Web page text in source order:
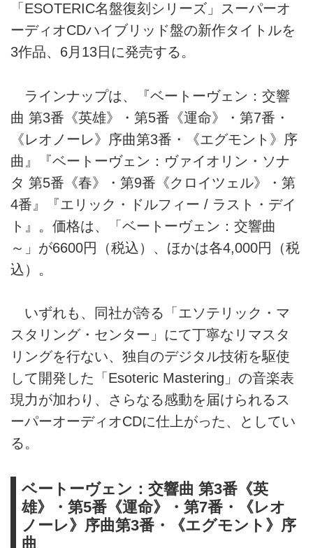
「ESOTERIC名盤復刻シリーズ」スーパーオ
ーディオCDハイブリッド盤の新作タイトルを
3作品、6月13日に発売する。
ラインナップは、『ベートーヴェン：交響
曲 第3番《英雄》・第5番《運命》・第7番・
《レオノーレ》序曲第3番・《エグモント》序
曲』『ベートーヴェン：ヴァイオリン・ソナ
タ 第5番《春》・第9番《クロイツェル》・第
4番』『エリック・ドルフィー / ラスト・デイ
ト』。価格は、「ベートーヴェン：交響曲
～」が6600円（税込）、ほかは各4,000円（税
込）。
いずれも、同社が誇る「エソテリック・マ
スタリング・センター」にて丁寧なリマスタ
リングを行ない、独自のデジタル技術を駆使
して開発した「Esoteric Mastering」の音楽表
現力が加わり、さらなる感動を届けられるス
ーパーオーディオCDに仕上がった、としてい
る。
ベートーヴェン：交響曲 第3番《英
雄》・第5番《運命》・第7番・《レオ
ノーレ》序曲第3番・《エグモント》序
曲